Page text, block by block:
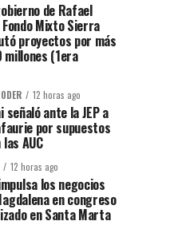
de Rafael
Mixto Sierra
proyectos por más
millones (1era
12 horas ago
señaló ante la JEP a
por supuestos
AUC
12 horas ago
los negocios
en congreso
en Santa Marta